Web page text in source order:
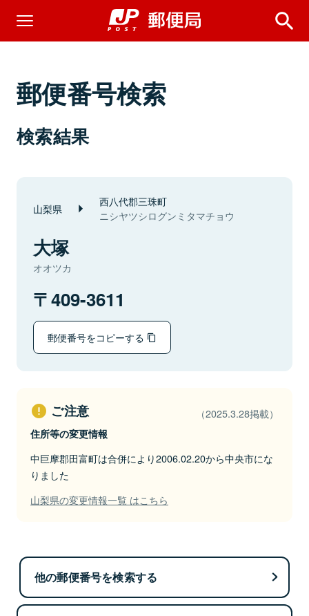
郵便番号検索
検索結果
山梨県 西八代郡三珠町
ニシヤツシログンミタマチョウ
大塚
オオツカ
409-3611
郵便番号をコピーする
ご注意 （2025.3.28掲載）
住所等の変更情報
中巨摩郡田富町は合併により2006.02.20から中央市にな
りました
山梨県の変更情報一覧 はこちら
他の郵便番号を検索する